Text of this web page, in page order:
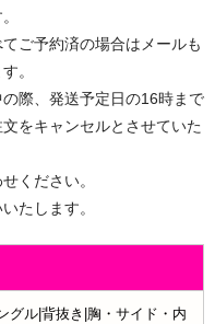
ご予約済の場合はメールも
。
際、発送予定日の16時まで
をキャンセルとさせていた
ください。
たします。
ル|背抜き|胸・サイド・内